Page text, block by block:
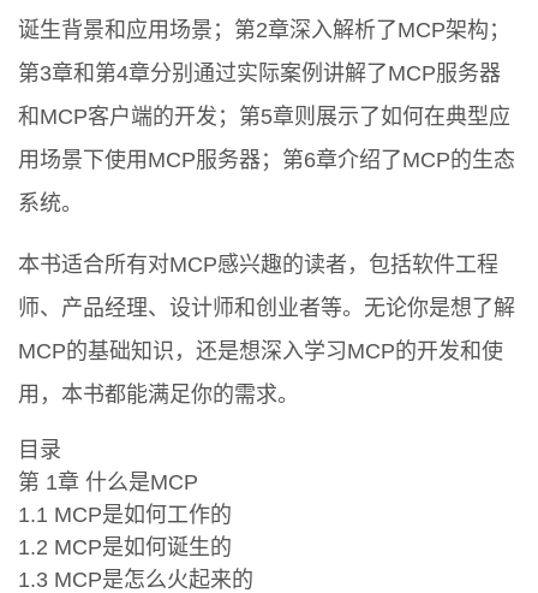
诞生背景和应用场景；第2章深入解析了MCP架构；
第3章和第4章分别通过实际案例讲解了MCP服务器
和MCP客户端的开发；第5章则展示了如何在典型应
用场景下使用MCP服务器；第6章介绍了MCP的生态
系统。
本书适合所有对MCP感兴趣的读者，包括软件工程
师、产品经理、设计师和创业者等。无论你是想了解
MCP的基础知识，还是想深入学习MCP的开发和使
用，本书都能满足你的需求。
目录
第 1章 什么是MCP
1.1 MCP是如何工作的
1.2 MCP是如何诞生的
1.3 MCP是怎么火起来的